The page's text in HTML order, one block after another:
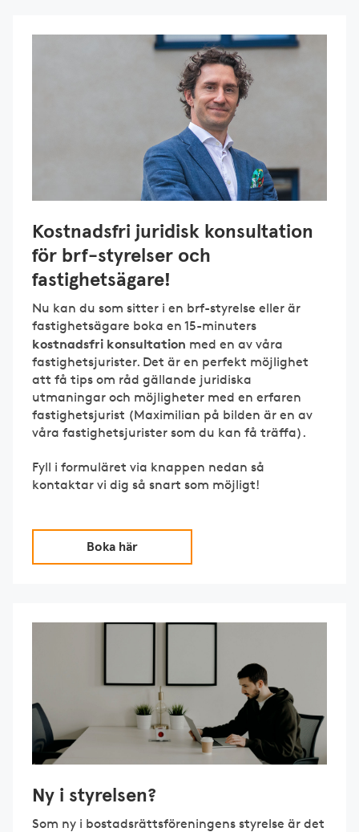
Kostnadsfri juridisk konsultation
för brf-styrelser och
fastighetsägare!
Nu kan du som sitter i en brf-styrelse eller är
fastighetsägare boka en 15-minuters
kostnadsfri konsultation med en av våra
fastighetsjurister. Det är en perfekt möjlighet
att få tips om råd gällande juridiska
utmaningar och möjligheter med en erfaren
fastighetsjurist (Maximilian på bilden är en av
våra fastighetsjurister som du kan få träffa).
Fyll i formuläret via knappen nedan så
kontaktar vi dig så snart som möjligt!
Boka här
Ny i styrelsen?
Som ny i bostadsrättsföreningens styrelse är det